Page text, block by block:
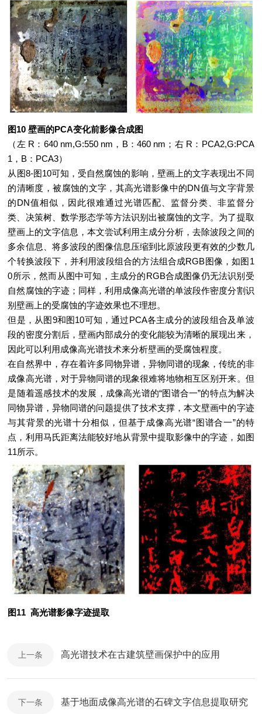
图10 壁画的PCA变化前影像合成图
（左 R：640 nm,G:550 nm，B：460 nm；右 R：PCA2,G:PCA
1，B：PCA3）
从图8-图10可知，受自然腐蚀的影响，壁画上的文字表现出不同
的清晰度，被腐蚀的文字，其高光谱影像中的DN值与文字背景
的DN值相似，因此很难通过光谱匹配、监督分类、非监督分
类、决策树、数学形态学等方法识别出被腐蚀的文字。为了提取
壁画上的文字信息，本文尝试利用主成分分析，去除波段之间的
多余信息、将多波段的图像信息压缩到比原波段更有效的少数几
个转换波段下，并利用波段组合的方法组合成RGB图像，如图1
0所示，然而从图中可知，主成分的RGB合成图像仍无法识别受
自然腐蚀的字迹；同样，利用成像高光谱的单波段作密度分割识
别壁画上的受腐蚀的字迹效果也不理想。
但是，从图9和图10可知，通过PCA各主成分的波段组合及单波
段的密度分割后，壁画内部成分的变化能较为清晰的展现出来，
因此可以利用成像高光谱技术来分析壁画的受腐蚀程度。
在自然界中，存在着许多同物异谱，异物同谱的现象，传统的非
成像高光谱，对于异物同谱的现象很难将地物相互区别开来。但
是随着遥感技术的发展，成像高光谱的“图谱合一”的特点为解决
同物异谱，异物同谱的问题提供了技术支撑，本文壁画中的字迹
与其背景的光谱十分相似，但基于成像高光谱“图谱合一”的特
点，利用马氏距离法能较好地从背景中提取影像中的字迹，如图
11所示。
图11 高光谱影像字迹提取
上一条 高光谱技术在古建筑壁画保护中的应用
下一条 基于地面成像高光谱的石碑文字信息提取研究